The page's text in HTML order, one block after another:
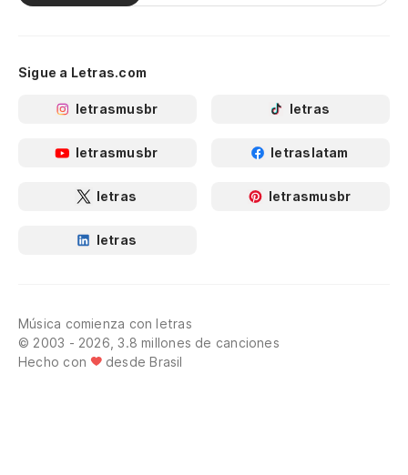
Sigue a Letras.com
letrasmusbr letras
letrasmusbr letraslatam
letras letrasmusbr
letras
Música comienza con letras
© 2003 - 2026, 3.8 millones de canciones
Hecho con
desde Brasil